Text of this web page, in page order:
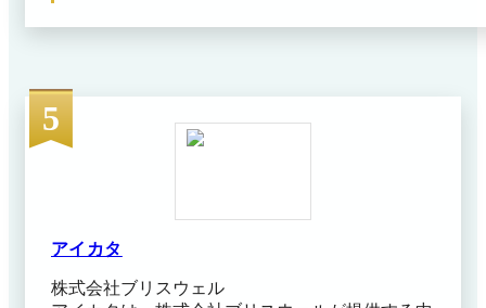
できるため、業務単位で別ツールを並走させない統合運
用が可能です。国土交通省が運営するNETIS（新技術情
報提供システム）にも登録されており、建設業特化型の
クラウドサービスとして幅広い業務シーンで採用が進ん
公式サイト（2026年4月28日閲覧）
5
アイカタ
株式会社ブリスウェル